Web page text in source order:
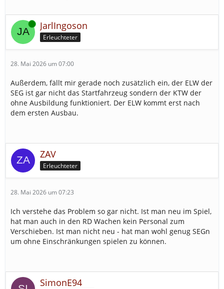
Online JarlIngoson
Erleuchteter
28. Mai 2026 um 07:00
Außerdem, fällt mir gerade noch zusätzlich ein, der ELW der
SEG ist gar nicht das Startfahrzeug sondern der KTW der
ohne Ausbildung funktioniert. Der ELW kommt erst nach
dem ersten Ausbau.
ZAV
Erleuchteter
28. Mai 2026 um 07:23
Ich verstehe das Problem so gar nicht. Ist man neu im Spiel,
hat man auch in den RD Wachen kein Personal zum
Verschieben. Ist man nicht neu - hat man wohl genug SEGn
um ohne Einschränkungen spielen zu können.
SimonE94